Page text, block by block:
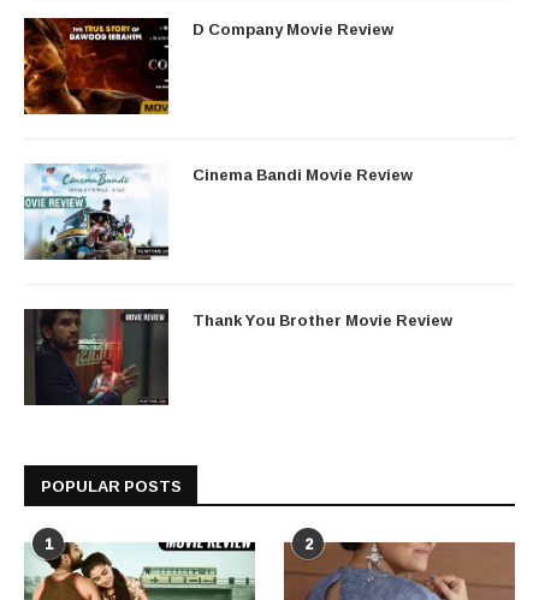
D Company Movie Review
Cinema Bandi Movie Review
Thank You Brother Movie Review
POPULAR POSTS
1 2